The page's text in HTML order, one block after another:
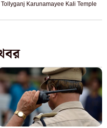
Tollyganj Karunamayee Kali Temple